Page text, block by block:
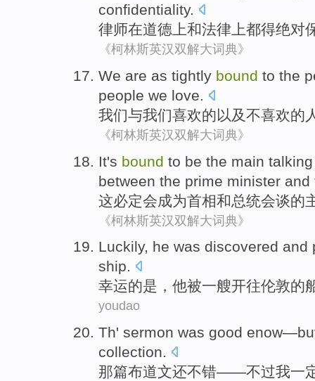
confidentiality.
律师在道德 上和法律上都得绝对
《柯林斯英汉双解大词典》
We are as tightly bound to the
people we love.
我们与我们喜欢的以及不喜欢的
《柯林斯英汉双解大词典》
It's bound to be the main
between the prime minister and
这必定会成为首相和总统会谈的
《柯林斯英汉双解大词典》
Luckily, he was discovered
ship.
幸运的是，他被一艘开往伦敦的
youdao
Th' sermon was good enow—
collection.
那篇布道文还不错——不过我一